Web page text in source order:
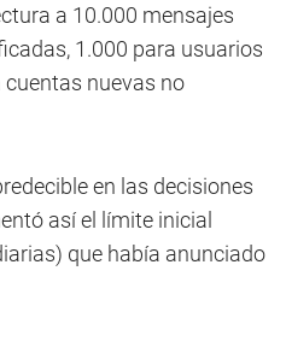
a 10.000 mensajes
1.000 para usuarios
nuevas no
en las decisiones
así el límite inicial
que había anunciado